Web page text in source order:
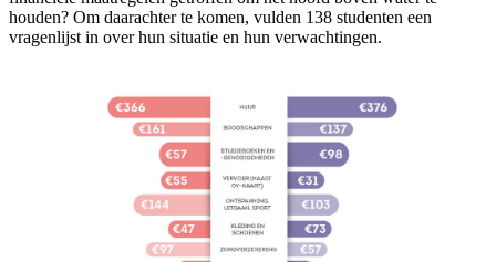
houden? Om daarachter te komen, vulden 138 studenten een
vragenlijst in over hun situatie en hun verwachtingen.